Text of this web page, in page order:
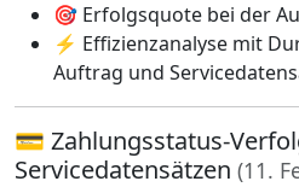
🎯 Erfolgsquote bei der
⚡ Effizienzanalyse mit
Auftrag und
💳 Zahlungsstatus-
Servicedatensätzen (11.